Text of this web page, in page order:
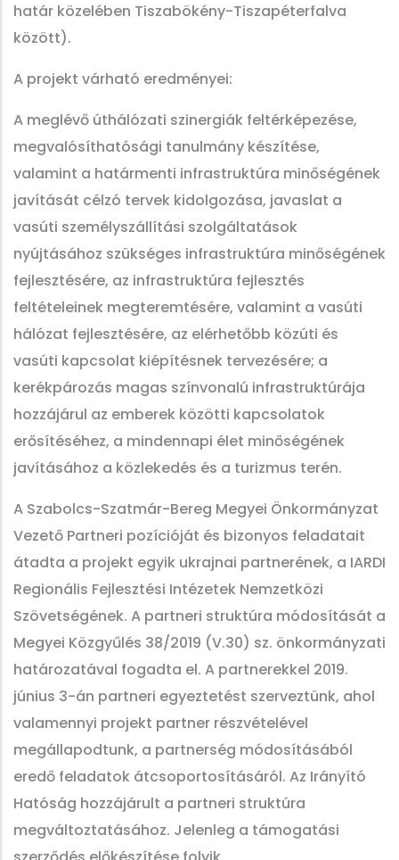
határ közelében Tiszabökény-Tiszapéterfalva
között).
A projekt várható eredményei:
A meglévő úthálózati szinergiák feltérképezése,
megvalósíthatósági tanulmány készítése,
valamint a határmenti infrastruktúra minőségének
javítását célzó tervek kidolgozása, javaslat a
vasúti személyszállítási szolgáltatások
nyújtásához szükséges infrastruktúra minőségének
fejlesztésére, az infrastruktúra fejlesztés
feltételeinek megteremtésére, valamint a vasúti
hálózat fejlesztésére, az elérhetőbb közúti és
vasúti kapcsolat kiépítésnek tervezésére; a
kerékpározás magas színvonalú infrastruktúrája
hozzájárul az emberek közötti kapcsolatok
erősítéséhez, a mindennapi élet minőségének
javításához a közlekedés és a turizmus terén.
A Szabolcs-Szatmár-Bereg Megyei Önkormányzat
Vezető Partneri pozícióját és bizonyos feladatait
átadta a projekt egyik ukrajnai partnerének, a IARDI
Regionális Fejlesztési Intézetek Nemzetközi
Szövetségének. A partneri struktúra módosítását a
Megyei Közgyűlés 38/2019 (V.30) sz. önkormányzati
határozatával fogadta el. A partnerekkel 2019.
június 3-án partneri egyeztetést szerveztünk, ahol
valamennyi projekt partner részvételével
megállapodtunk, a partnerség módosításából
eredő feladatok átcsoportosításáról. Az Irányító
Hatóság hozzájárult a partneri struktúra
megváltoztatásához. Jelenleg a támogatási